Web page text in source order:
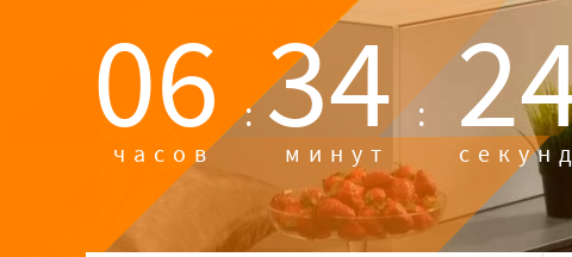
06 :
часов 34 :
минут секунд